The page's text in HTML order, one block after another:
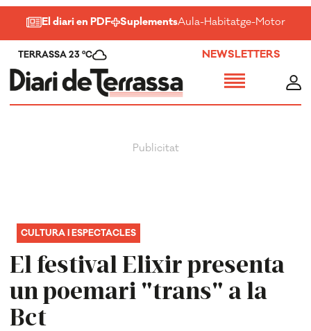
El diari en PDF SuplementsAula-Habitatge-Motor-
TERRASSA 23 ºC NEWSLETTERS
El festival Elixir presenta
un poemari "trans" a la
Bct
CULTURA I ESPECTACLES